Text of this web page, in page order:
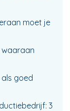
moet je
waaraan
als goed
3